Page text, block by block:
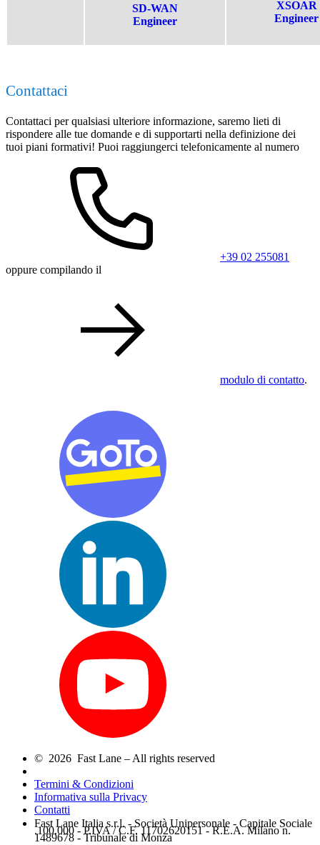
SD-WAN
Engineer
XSOAR
Engineer
Contattaci
Contattaci per qualsiasi ulteriore informazione, saremo lieti di
rispondere alle tue domande e di supportarti nella definizione dei
tuoi piani formativi! Puoi raggiungerci telefonicamente al numero
+39 02 255081
oppure compilando il
modulo di contatto.
© 2026 Fast Lane – All rights reserved
Termini & Condizioni
Informativa sulla Privacy
Contatti
Fast Lane Italia s.r.l. - Società Unipersonale - Capitale Sociale
.100.000 - P.IVA / C.F. 11702620151 - R.E.A. Milano n.
1489678 - Tribunale di Monza